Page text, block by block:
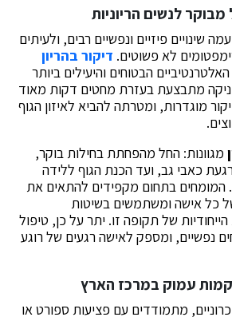
מבוקר לנשים הריוניות
שינויים פיזיים ונפשיים רבים, ולעיתים
לא פשוטים. דיקור בהריון
הבטוחים והיעילים ביותר
מתבצעת בעזרת מחטים דקות מאוד
מוגדרות, ומטרתה להביא לאיזון הגוף
מגוונות: החל מהפחתת בחילות בוקר,
כאבי גב, ועד הכנת הגוף ללידה
המומחים בתחום מקפידים להתאים את
כל אישה ומשתמשים בשיטות
של תקופה זו. יתר על כן, טיפול
נפשיים, ומספק לאישה רגעים של רוגע
עמוק במרכזהארץ
מתמודדים עם פציעות ספורט או